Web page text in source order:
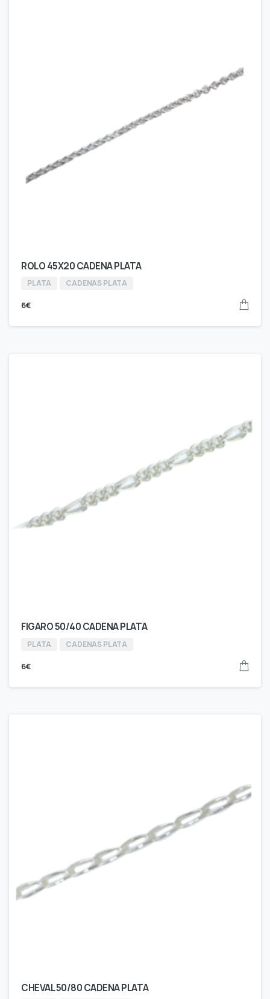
ROLO 45X20 CADENA PLATA
PLATA CADENAS PLATA
6€
FIGARO 50/40 CADENA PLATA
PLATA CADENAS PLATA
6€
CHEVAL 50/80 CADENA PLATA